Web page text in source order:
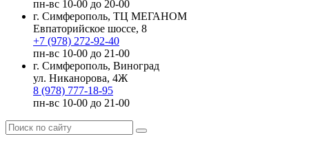
пн-вс 10-00 до 20-00
г. Симферополь, ТЦ МЕГАНОМ
Евпаторийское шоссе, 8
+7 (978) 272-92-40
пн-вс 10-00 до 21-00
г. Симферополь, Виноград
ул. Никанорова, 4Ж
8 (978) 777-18-95
пн-вс 10-00 до 21-00